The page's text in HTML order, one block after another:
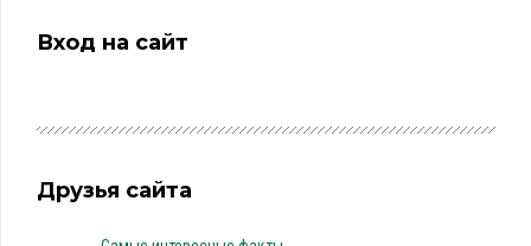
Вход на сайт
Друзья сайта